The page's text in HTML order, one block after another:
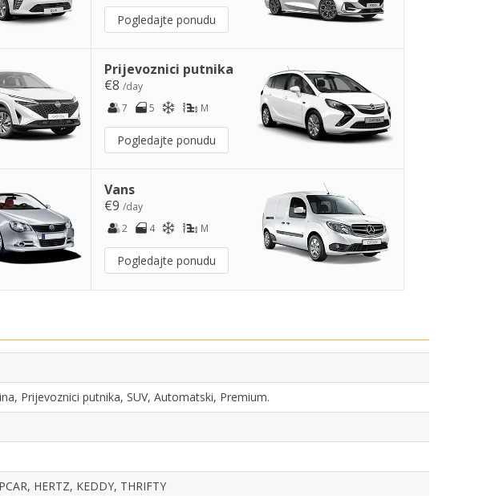
Pogledajte ponudu
Prijevoznici putnika
€8 /day
7
5 M
Pogledajte ponudu
Vans
€9 /day
2
4 M
Pogledajte ponudu
Prijevoznici putnika, SUV, Automatski, Premium.
HERTZ, KEDDY, THRIFTY